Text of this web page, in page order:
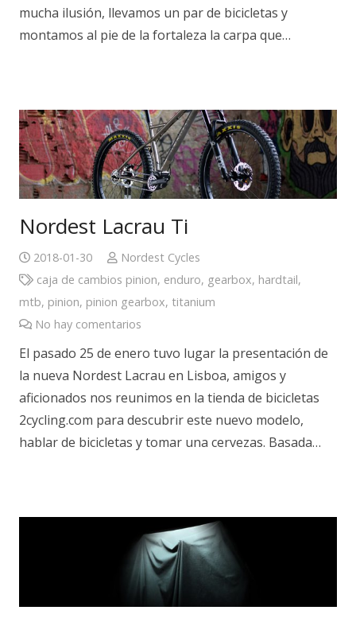
mucha ilusión, llevamos un par de bicicletas y
montamos al pie de la fortaleza la carpa que…
Nordest Lacrau Ti
2018-01-30
Nordest Cycles
caja de cambios pinion, enduro, gearbox, hardtail,
mtb, pinion, pinion gearbox, titanium
No hay comentarios
El pasado 25 de enero tuvo lugar la presentación de
la nueva Nordest Lacrau en Lisboa, amigos y
aficionados nos reunimos en la tienda de bicicletas
2cycling.com para descubrir este nuevo modelo,
hablar de bicicletas y tomar una cervezas. Basada…